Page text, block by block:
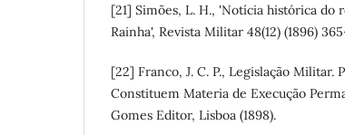
[21] Simões, L. H., 'Notícia histórica do
Rainha', Revista Militar 48(12) (1896)
[22] Franco, J. C. P., Legislação Militar.
Constituem Materia de Execução
Gomes Editor, Lisboa (1898).